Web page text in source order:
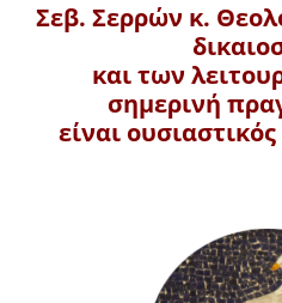
Σεβ. Σερρών κ.
και των
σημερινή
είναι